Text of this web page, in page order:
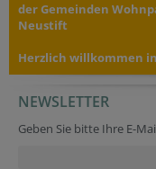
der Gemeinden
Neustift
Herzlich willkommen
NEWSLETTER
Geben Sie bitte Ihre E-